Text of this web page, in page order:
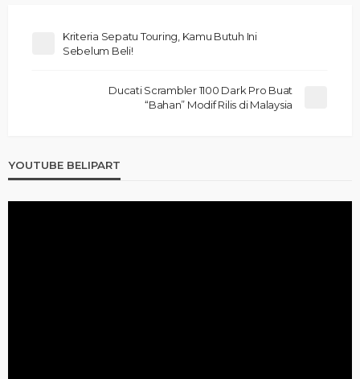
Kriteria Sepatu Touring, Kamu Butuh Ini
Sebelum Beli!
Ducati Scrambler 1100 Dark Pro Buat
“Bahan” Modif Rilis di Malaysia
YOUTUBE BELIPART